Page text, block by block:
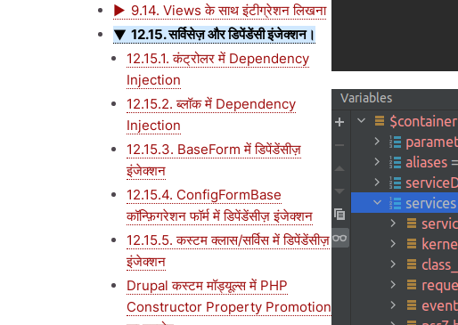
9.14. Views के साथ इंटीग्रेशन लिखना
12.15. सर्विसेज़ और डिपेंडेंसी इंजेक्शन।
12.15.1. कंट्रोलर में Dependency
Injection
12.15.2. ब्लॉक में Dependency
Injection
12.15.3. BaseForm में डिपेंडेंसीज़
इंजेक्शन
12.15.4. ConfigFormBase
कॉन्फ़िगरेशन फॉर्म में डिपेंडेंसीज़ इंजेक्शन
12.15.5. कस्टम क्लास/सर्विस में डिपेंडेंसीज़
इंजेक्शन
Drupal कस्टम मॉड्यूल्स में PHP
Constructor Property Promotion